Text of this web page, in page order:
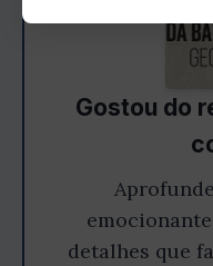
Gostou do
detalhes que